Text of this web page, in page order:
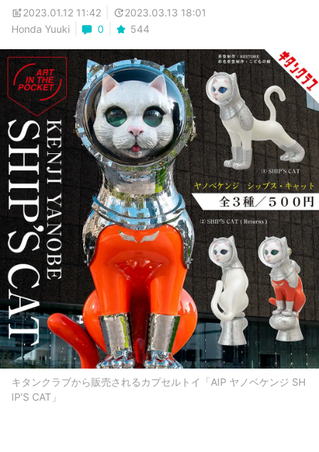
2023.01.12 11:42
2023.03.13 18:01
Honda Yuuki
0 544
キタンクラブから販売されるカプセルトイ「AIP ヤノベケンジ SH
IP‘S CAT」